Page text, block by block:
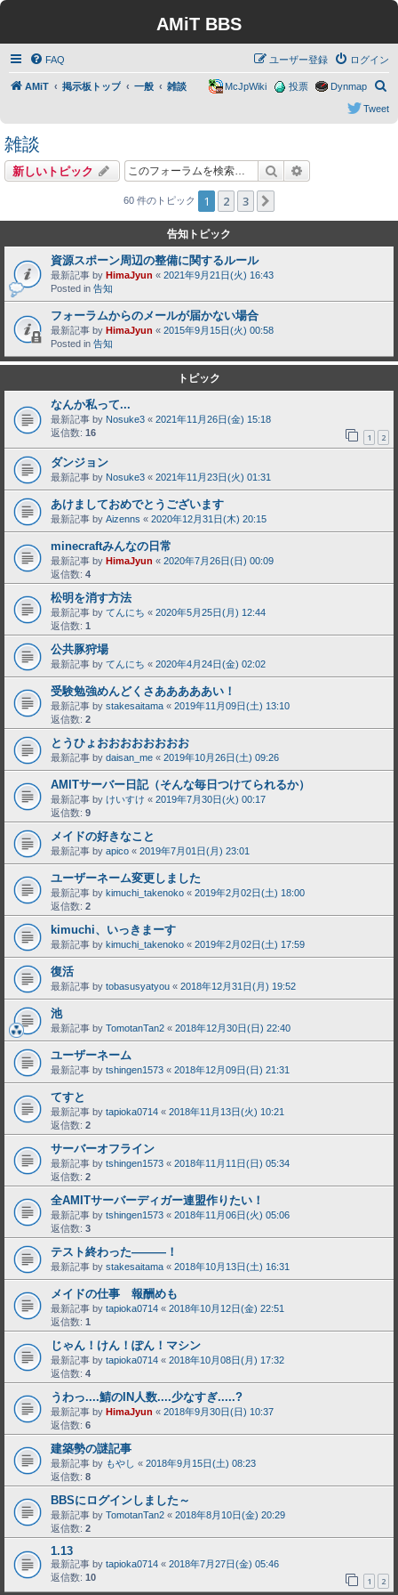
AMiT BBS
FAQ ログイン
ユーザー登録
AMiT 掲示板トップ 一般 雑談
索
Dynmap
投票
McJpWiki
Tweet
雑談
新しいトピック 検索
60 件のトピック 1 2 3
告知トピック
資源スポーン周辺の整備に関するルール
最新記事 by HimaJyun « 2021年9月21日(火) 16:43
Posted in 告知
フォーラムからのメールが届かない場合
最新記事 by HimaJyun « 2015年9月15日(火) 00:58
Posted in 告知
トピック
なんか私って...
最新記事 by Nosuke3 « 2021年11月26日(金) 15:18
返信数: 16 1 2
ダンジョン
最新記事 by Nosuke3 « 2021年11月23日(火) 01:31
あけましておめでとうございます
最新記事 by Aizenns « 2020年12月31日(木) 20:15
minecraftみんなの日常
最新記事 by HimaJyun « 2020年7月26日(日) 00:09
返信数: 4
松明を消す方法
最新記事 by てんにち « 2020年5月25日(月) 12:44
返信数: 1
公共豚狩場
最新記事 by てんにち « 2020年4月24日(金) 02:02
受験勉強めんどくさあああああい！
最新記事 by stakesaitama « 2019年11月09日(土) 13:10
返信数: 2
とうひょおおおおおおおお
最新記事 by daisan_me « 2019年10月26日(土) 09:26
AMITサーバー日記（そんな毎日つけてられるか）
最新記事 by けいすけ « 2019年7月30日(火) 00:17
返信数: 9
メイドの好きなこと
最新記事 by apico « 2019年7月01日(月) 23:01
ユーザーネーム変更しました
最新記事 by kimuchi_takenoko « 2019年2月02日(土) 18:00
返信数: 2
kimuchi、いっきまーす
最新記事 by kimuchi_takenoko « 2019年2月02日(土) 17:59
復活
最新記事 by tobasusyatyou « 2018年12月31日(月) 19:52
池
最新記事 by TomotanTan2 « 2018年12月30日(日) 22:40
ユーザーネーム
最新記事 by tshingen1573 « 2018年12月09日(日) 21:31
てすと
最新記事 by tapioka0714 « 2018年11月13日(火) 10:21
返信数: 2
サーバーオフライン
最新記事 by tshingen1573 « 2018年11月11日(日) 05:34
返信数: 2
全AMITサーバーディガー連盟作りたい！
最新記事 by tshingen1573 « 2018年11月06日(火) 05:06
返信数: 3
テスト終わった―――！
最新記事 by stakesaitama « 2018年10月13日(土) 16:31
メイドの仕事 報酬めも
最新記事 by tapioka0714 « 2018年10月12日(金) 22:51
返信数: 1
じゃん！けん！ぽん！マシン
最新記事 by tapioka0714 « 2018年10月08日(月) 17:32
返信数: 4
うわっ....鯖のIN人数....少なすぎ.....?
最新記事 by HimaJyun « 2018年9月30日(日) 10:37
返信数: 6
建築勢の謎記事
最新記事 by もやし « 2018年9月15日(土) 08:23
返信数: 8
BBSにログインしました～
最新記事 by TomotanTan2 « 2018年8月10日(金) 20:29
返信数: 2
1.13
最新記事 by tapioka0714 « 2018年7月27日(金) 05:46
返信数: 10 1 2